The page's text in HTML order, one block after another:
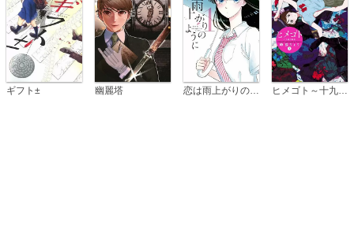
ギフト± 幽麗塔 ヒメゴト～十九歳の制服～